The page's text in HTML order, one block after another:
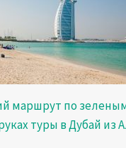
маршрут по
туры в Дубай из